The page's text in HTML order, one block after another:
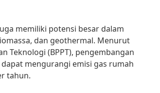
memiliki potensi besar dalam
dan geothermal. Menurut
Teknologi (BPPT), pengembangan
mengurangi emisi gas rumah
tahun.